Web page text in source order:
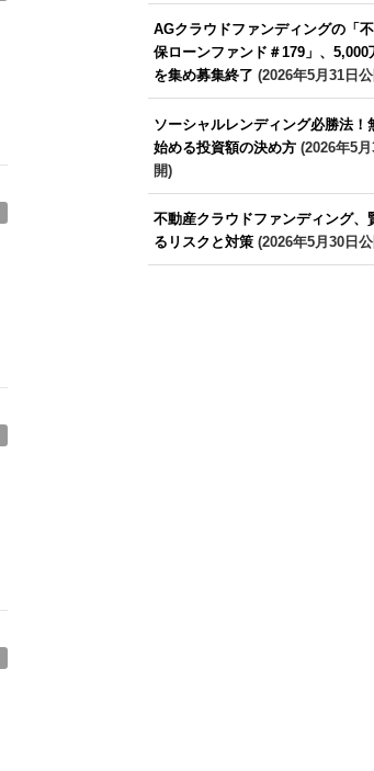
AGクラウドファンディングの「
保ローンファンド＃179」、5,000
を集め募集終了 (2026年5月31日
ソーシャルレンディング必勝法！
始める投資額の決め方(2026年5月
開)
不動産クラウドファンディング、
るリスクと対策(2026年5月30日